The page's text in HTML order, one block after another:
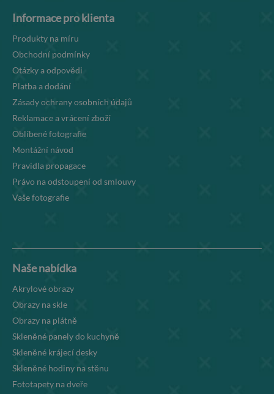
Informace pro klienta
Produkty na míru
Obchodní podmínky
Otázky a odpovědi
Platba a dodání
Zásady ochrany osobních údajů
Reklamace a vrácení zboží
Oblíbené fotografie
Montážní návod
Pravidla propagace
Právo na odstoupení od smlouvy
Vaše fotografie
Naše nabídka
Akrylové obrazy
Obrazy na skle
Obrazy na plátně
Skleněné panely do kuchyně
Skleněné krájecí desky
Skleněné hodiny na stěnu
Fototapety na dveře